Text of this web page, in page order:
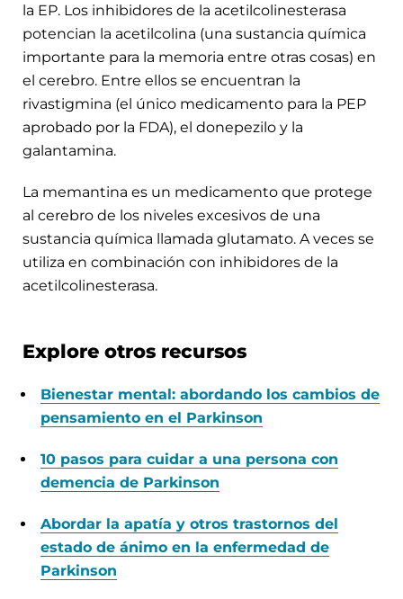
la EP. Los inhibidores de la acetilcolinesterasa
potencian la acetilcolina (una sustancia química
importante para la memoria entre otras cosas) en
el cerebro. Entre ellos se encuentran la
rivastigmina (el único medicamento para la PEP
aprobado por la FDA), el donepezilo y la
galantamina.
La memantina es un medicamento que protege
al cerebro de los niveles excesivos de una
sustancia química llamada glutamato. A veces se
utiliza en combinación con inhibidores de la
acetilcolinesterasa.
Explore otros recursos
Bienestar mental: abordando los cambios de
pensamiento en el Parkinson
10 pasos para cuidar a una persona con
demencia de Parkinson
Abordar la apatía y otros trastornos del
estado de ánimo en la enfermedad de
Parkinson